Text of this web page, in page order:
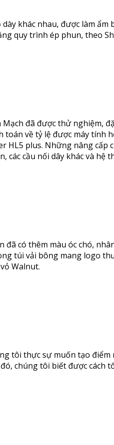
khác nhau, được làm
quy trình ép phun, theo
đã được thử nghiệm,
về tỷ lệ được máy tính
plus. Những nâng
các cầu nối dây khác và hệ
có thêm màu óc chó,
túi vải bông mang logo
Walnut.
tôi thực sự muốn tạo
chúng tôi biết được cách